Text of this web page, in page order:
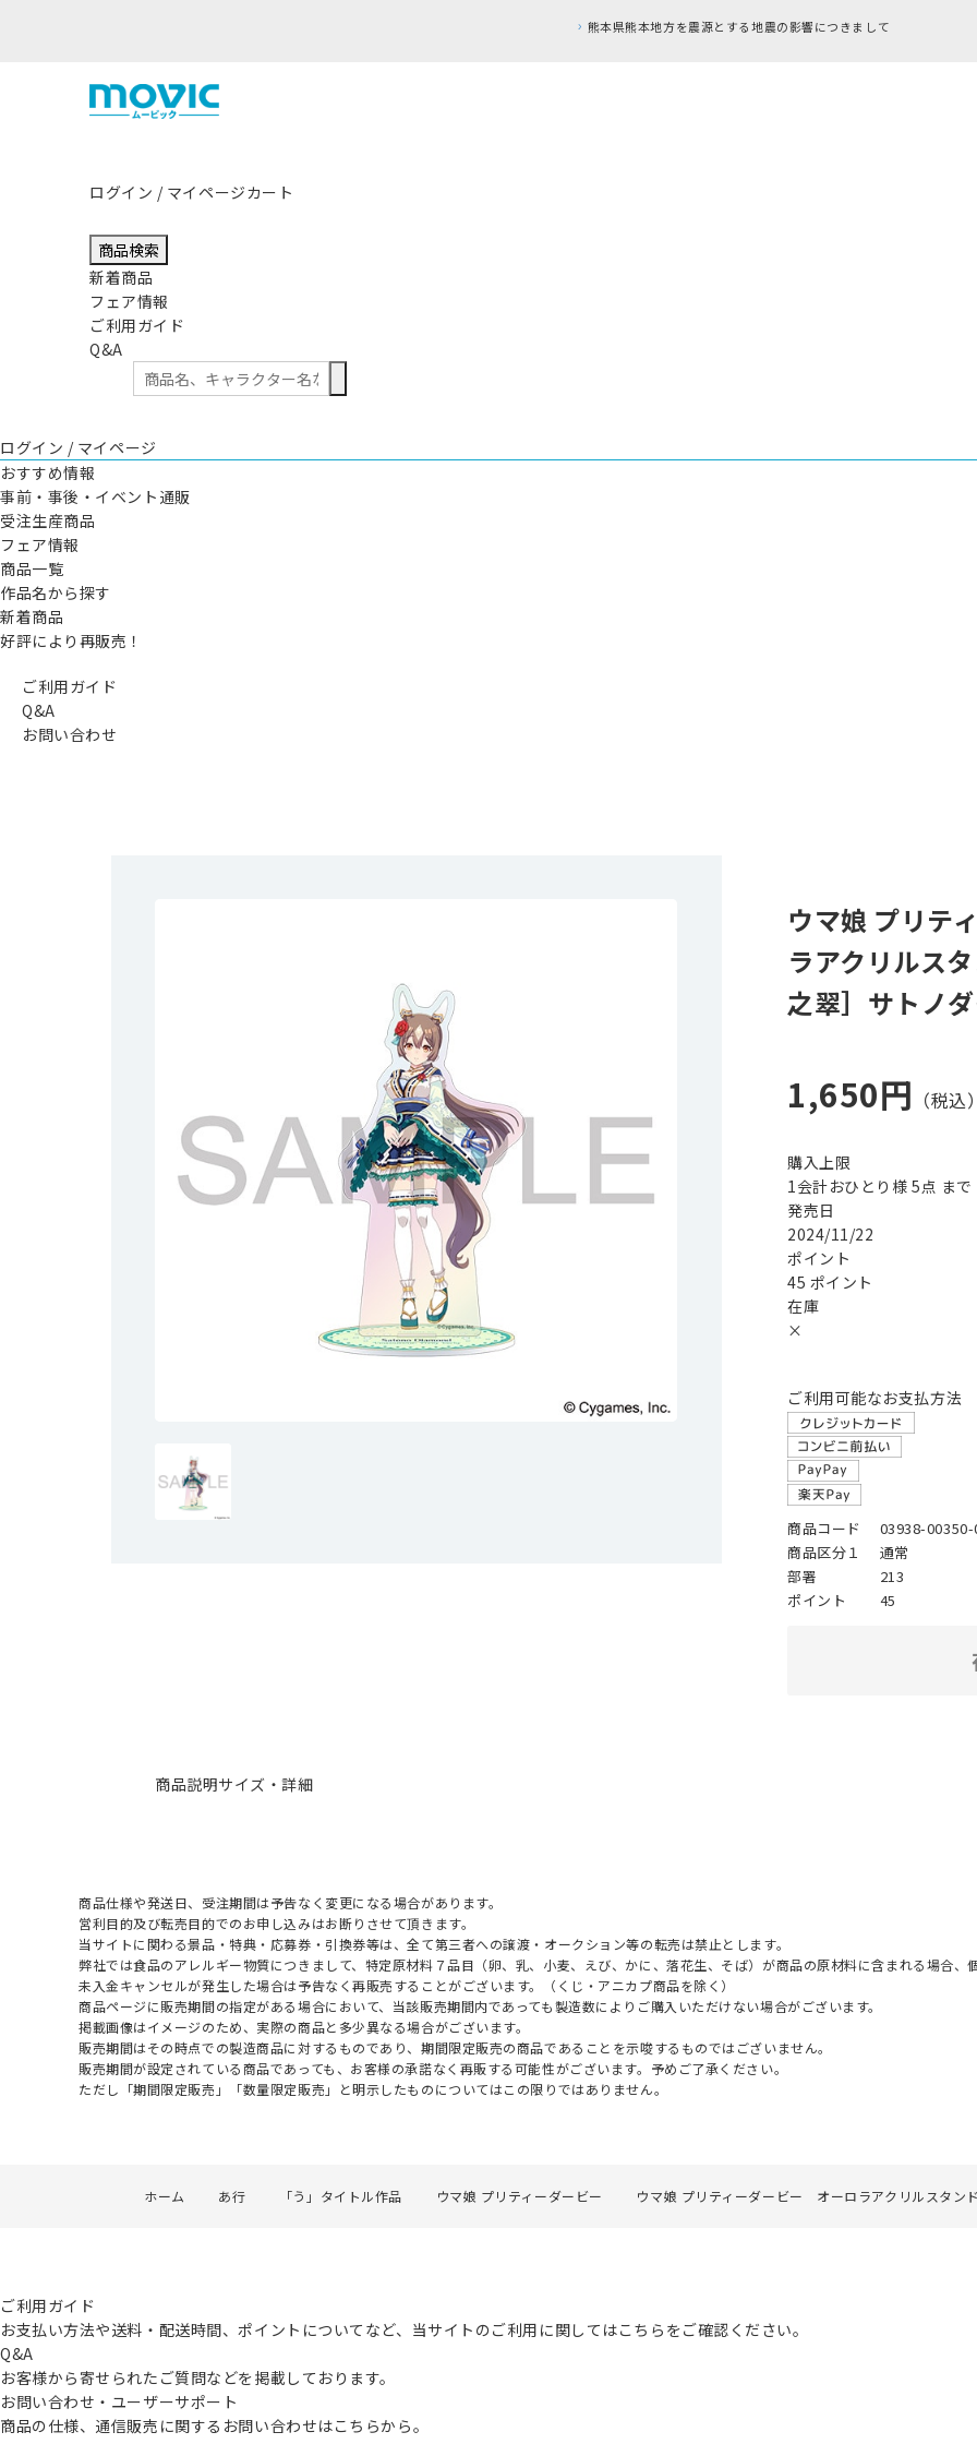
ログイン / マイページカート
商品検索
新着商品
フェア情報
ご利用ガイド
Q&A
ログイン / マイページ
おすすめ情報
事前・事後・イベント通販
受注生産商品
フェア情報
商品一覧
作品名から探す
新着商品
好評により再販売！
ご利用ガイド
Q&A
お問い合わせ
ウマ娘 プリテ
ラアクリルス
之翠］サトノ
1,650円
購入上限
1会計おひとり様 5点 まで
発売日
2024/11/22
ポイント
45 ポイント
在庫
×
ご利用可能なお支払方法
商品コード
03938-00350-
商品区分１
通常
部署
213
ポイント
45
商品説明サイズ・詳細
商品仕様や発送日、受注期間は予告なく変更になる場合があります。
営利目的及び転売目的でのお申し込みはお断りさせて頂きます。
当サイトに関わる景品・特典・応募券・引換券等は、全て第三者への譲渡・オークション等の転売は禁止とします。
弊社では食品のアレルギー物質につきまして、特定原材料７品目（卵、乳、小麦、えび、かに、落花生、そば）が商品の原材料に含まれる場合、
未入金キャンセルが発生した場合は予告なく再販売することがございます。（くじ・アニカプ商品を除く）
商品ページに販売期間の指定がある場合において、当該販売期間内であっても製造数によりご購入いただけない場合がございます。
掲載画像はイメージのため、実際の商品と多少異なる場合がございます。
販売期間はその時点での製造商品に対するものであり、期間限定販売の商品であることを示唆するものではございません。
販売期間が設定されている商品であっても、お客様の承諾なく再販する可能性がございます。予めご了承ください。
ただし「期間限定販売」「数量限定販売」と明示したものについてはこの限りではありません。
ホーム あ行 「う」タイトル作品 ウマ娘 プリティーダービー ウマ娘 プリティーダービー オーロラアクリルスタ
ご利用ガイド
お支払い方法や送料・配送時間、ポイントについてなど、当サイトのご利用に関してはこちらをご確認ください。
Q&A
お客様から寄せられたご質問などを掲載しております。
お問い合わせ・ユーザーサポート
商品の仕様、通信販売に関するお問い合わせはこちらから。